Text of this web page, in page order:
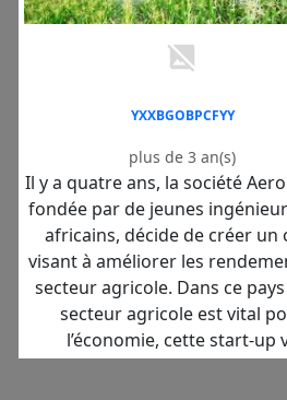
YXXBGOBPCFYY
plus de 3 an(s)
Il y a quatre ans, la société
fondée par de jeunes
africains, décide de créer un
visant à améliorer les
secteur agricole. Dans ce
secteur agricole est vital
l’économie, cette start-up